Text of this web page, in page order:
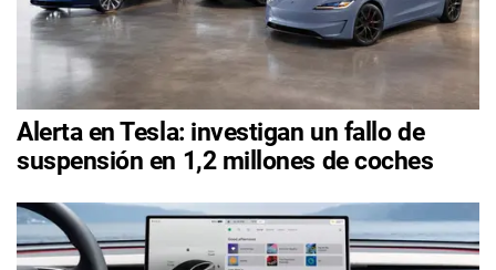
Alerta en Tesla: investigan un fallo de
suspensión en 1,2 millones de coches